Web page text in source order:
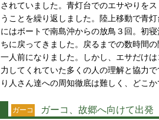
されていました。青灯台でのエサやりを
うことを繰り返しました。陸上移動で青
にはボートで南島沖からの放鳥３回。初
ちに戻ってきました。戻るまでの数時間
一人前になりました。しかし、エサだけ
力してくれていた多くの人の理解と協力
り人さん達への周知徹底は難しく、どこ
ガーコ ガーコ、故郷へ向けて出